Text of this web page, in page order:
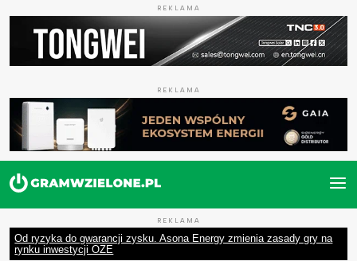
REKLAMA
REKLAMA
REKLAMA
Od ryzyka do gwarancji zysku. Asona Energy zmienia zasady gry na
rynku inwestycji OZE